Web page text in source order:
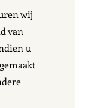
wij
van
u